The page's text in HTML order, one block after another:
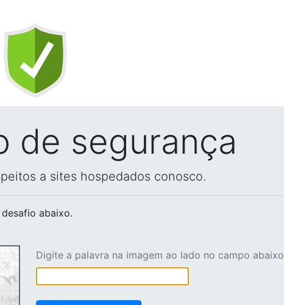
de segurança
a sites hospedados conosco.
abaixo.
Digite a palavra na imagem ao lado no campo abaixo